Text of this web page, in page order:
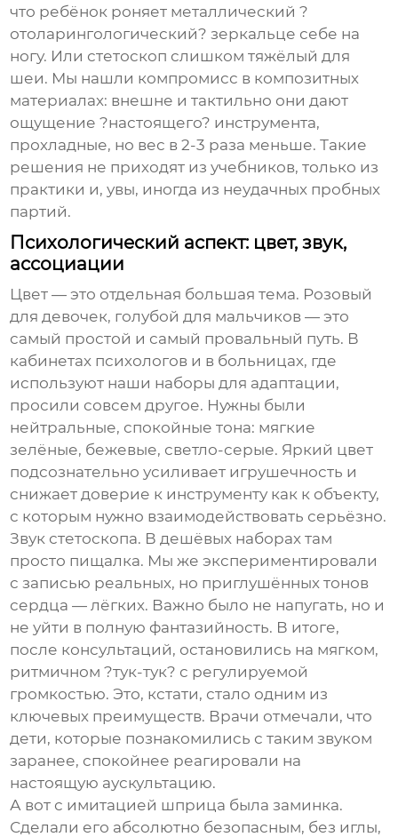
что ребёнок роняет металлический ?
отоларингологический? зеркальце себе на
ногу. Или стетоскоп слишком тяжёлый для
шеи. Мы нашли компромисс в композитных
материалах: внешне и тактильно они дают
ощущение ?настоящего? инструмента,
прохладные, но вес в 2-3 раза меньше. Такие
решения не приходят из учебников, только из
практики и, увы, иногда из неудачных пробных
партий.
Психологический аспект: цвет, звук,
ассоциации
Цвет — это отдельная большая тема. Розовый
для девочек, голубой для мальчиков — это
самый простой и самый провальный путь. В
кабинетах психологов и в больницах, где
используют наши наборы для адаптации,
просили совсем другое. Нужны были
нейтральные, спокойные тона: мягкие
зелёные, бежевые, светло-серые. Яркий цвет
подсознательно усиливает игрушечность и
снижает доверие к инструменту как к объекту,
с которым нужно взаимодействовать серьёзно.
Звук стетоскопа. В дешёвых наборах там
просто пищалка. Мы же экспериментировали
с записью реальных, но приглушённых тонов
сердца — лёгких. Важно было не напугать, но и
не уйти в полную фантазийность. В итоге,
после консультаций, остановились на мягком,
ритмичном ?тук-тук? с регулируемой
громкостью. Это, кстати, стало одним из
ключевых преимуществ. Врачи отмечали, что
дети, которые познакомились с таким звуком
заранее, спокойнее реагировали на
настоящую аускультацию.
А вот с имитацией шприца была заминка.
Сделали его абсолютно безопасным, без иглы,